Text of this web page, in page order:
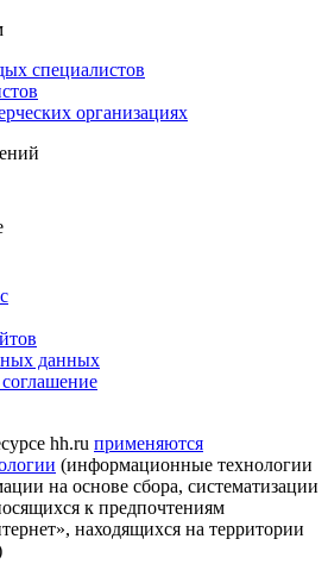
специалистов
организациях
данных
hh.ru применяются
(информационные технологии
на основе сбора, систематизации
к предпочтениям
находящихся на территории